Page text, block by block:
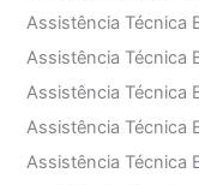
Assistência Técnica
Assistência Técnica
Assistência Técnica
Assistência Técnica
Assistência Técnica